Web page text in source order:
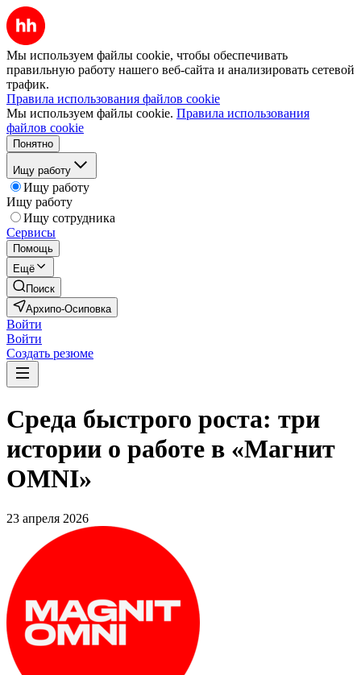
Мы используем файлы cookie, чтобы обеспечивать
правильную работу нашего веб-сайта и анализировать сетевой
трафик.
Правила использования файлов cookie
Мы используем файлы cookie. Правила использования
файлов cookie
Понятно
Ищу работу
Ищу работу
Ищу работу
Ищу сотрудника
Сервисы
Помощь
Ещё
Поиск
Архипо-Осиповка
Войти
Войти
Создать резюме
Среда быстрого роста: три
истории о работе в «Магнит
OMNI»
23 апреля 2026